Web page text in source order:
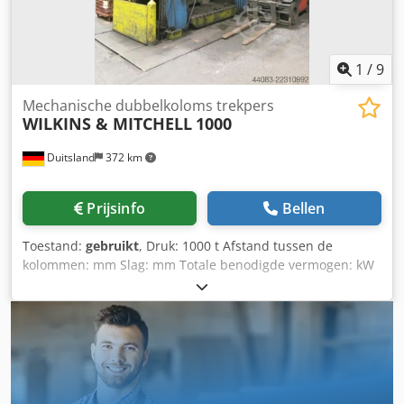
1 /9
Duitsland 372 km
Mechanische dubbelkoloms trekpers
WILKINS & MITCHELL 1000
Prijsinfo Bellen
Toestand: gebruikt, Druk: 1000 t Afstand tussen de
kolommen: mm Slag: mm Totale benodigde vermogen: kW
De technische gegevens zijn specificaties van de fabrikant
of de exploitant en zijn daarom niet bindend voor ons. Wij
behouden ons het recht voor om de machines tussentijds
te verkopen; uitsluitend onze algemene voorwaarden en
verkoopvoorwaarden zijn van toepassing. Over ons Meer
dan 400 machines op voorraad Meer dan 15.000 m²
opslagruimte, kraancapaciteit 70 t Meer dan 10.000